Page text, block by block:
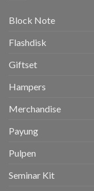
Block Note
Flashdisk
Giftset
Hampers
Merchandise
Payung
Pulpen
Seminar Kit